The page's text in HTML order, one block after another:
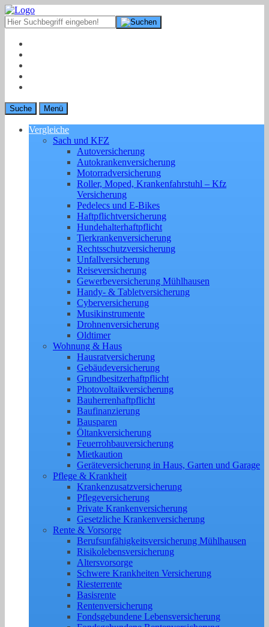
Suche Menü
Vergleiche
Sach und KFZ
Autoversicherung
Autokrankenversicherung
Motorradversicherung
Roller, Moped, Krankenfahrstuhl – Kfz
Versicherung
Pedelecs und E-Bikes
Haftpflichtversicherung
Hundehalterhaftpflicht
Tierkrankenversicherung
Rechtsschutzversicherung
Unfallversicherung
Reiseversicherung
Gewerbeversicherung Mühlhausen
Handy- & Tabletversicherung
Cyberversicherung
Musikinstrumente
Drohnenversicherung
Oldtimer
Wohnung & Haus
Hausratversicherung
Gebäudeversicherung
Grundbesitzerhaftpflicht
Photovoltaikversicherung
Bauherrenhaftpflicht
Baufinanzierung
Bausparen
Öltankversicherung
Feuerrohbauversicherung
Mietkaution
Geräteversicherung in Haus, Garten und Garage
Pflege & Krankheit
Krankenzusatzversicherung
Pflegeversicherung
Private Krankenversicherung
Gesetzliche Krankenversicherung
Rente & Vorsorge
Berufs­unfähigkeitsversicherung Mühlhausen
Risikolebensversicherung
Altersvorsorge
Schwere Krankheiten Versicherung
Riesterrente
Basisrente
Rentenversicherung
Fondsgebundene Lebensversicherung